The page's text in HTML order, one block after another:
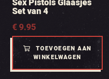
Sex Pistols Glaasjes
Set van 4
€9.95
TOEVOEGEN AAN
WINKELWAGEN